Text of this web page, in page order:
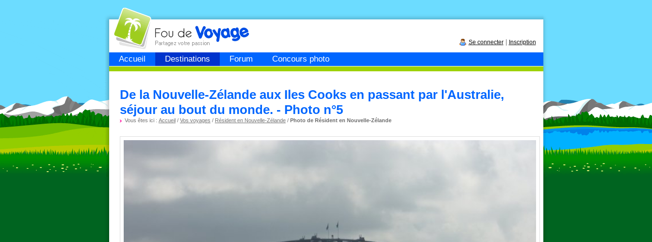
Accueil Destinations Forum Concours photo
Fou devoyage
Se connecter| Inscription
De la Nouvelle-Zélande aux Iles Cooks en passant par l'Australie,
séjour au bout du monde. - Photo n°5
Vous êtes ici : Accueil/ Vos voyages / Résident en Nouvelle-Zélande/ Photo de Résident en Nouvelle-Zélande